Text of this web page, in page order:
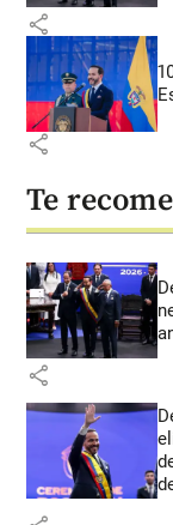
share
share
Te
share